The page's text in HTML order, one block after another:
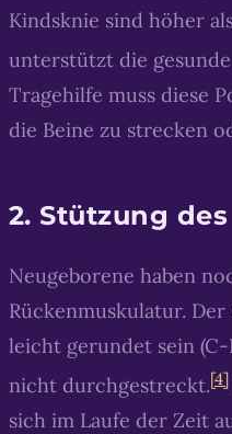
Kindsknie sind höher
unterstützt die
Tragehilfe muss diese
die Beine zu strecken
2. Stützung
Neugeborene haben
Rückenmuskulatur. Der
leicht gerundet sein
nicht durchgestreckt.[4]
sich im Laufe der Zeit